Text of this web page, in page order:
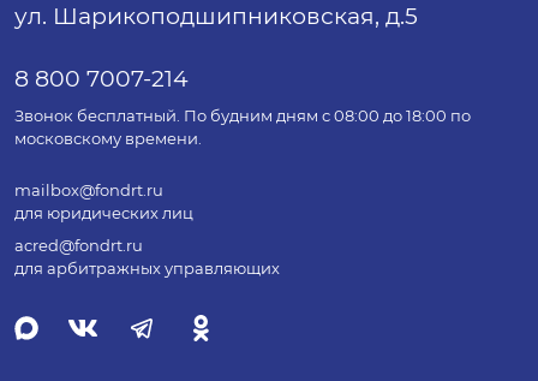
ул. Шарикоподшипниковская, д.5
8 800 7007-214
Звонок бесплатный. По будним дням с 08:00 до 18:00 по
московскому времени.
mailbox@fondrt.ru
для юридических лиц
acred@fondrt.ru
для арбитражных управляющих